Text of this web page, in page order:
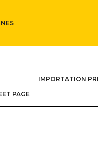
PAGE
IMPORTATION